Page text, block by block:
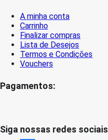
A minha conta
Carrinho
Finalizar compras
Lista de Desejos
Termos e Condições
Vouchers
Pagamentos:
Siga nossas redes sociais